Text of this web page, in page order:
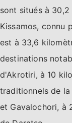
sont situés à
Kissamos, connu
est à 33,6
destinations
d'Akrotiri, à 10
traditionnels de
et Gavalochori, à